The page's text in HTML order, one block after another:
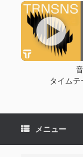
タイムテ
メニュー